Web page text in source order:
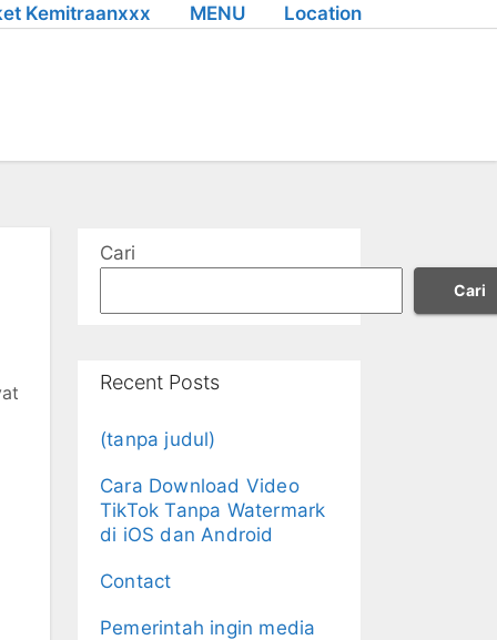
Kemitraanxxx MENU Location
Cari
Cari
Recent Posts
(tanpa judul)
Cara Download Video
TikTok Tanpa Watermark
di iOS dan Android
Contact
Pemerintah ingin media